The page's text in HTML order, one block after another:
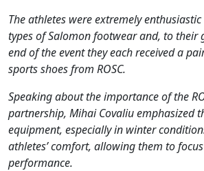
The athletes were extremely
types of Salomon footwear and, to their
end of the event they each received a
sports shoes from ROSC.
Speaking about the importance of the
partnership, Mihai Covaliu emphasized
equipment, especially in winter
athletes’ comfort, allowing them to
performance.